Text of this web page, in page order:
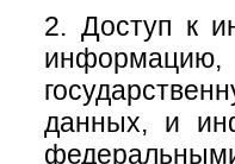
2. Доступ к
данных, и